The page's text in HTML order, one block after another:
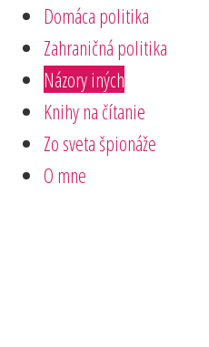
Domáca politika
Zahraničná politika
Názory iných
Knihy na čítanie
Zo sveta špionáže
O mne